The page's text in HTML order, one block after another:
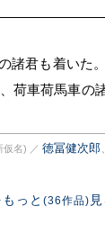
諸君も着いた。
荷車荷馬車の
仮名) ／ 徳冨健次郎、
っと (36作品)